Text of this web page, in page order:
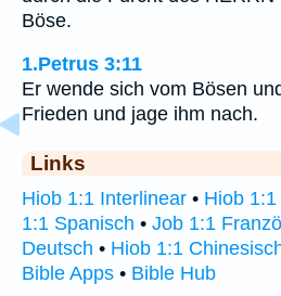
Böse.
1.Petrus 3:11
Er wende sich vom Bösen
Frieden und jage ihm nach.
Links
Hiob 1:1 Interlinear • Hiob
1:1 Spanisch • Job 1:1
Deutsch • Hiob 1:1
Bible Apps • Bible Hub